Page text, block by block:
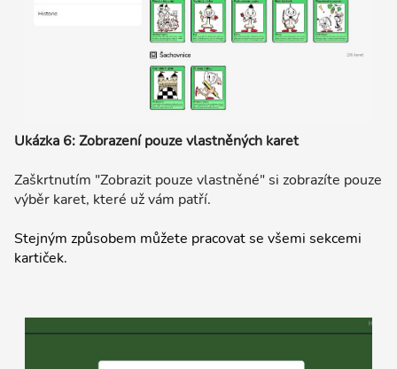
Ukázka 6: Zobrazení pouze vlastněných karet
Zaškrtnutím "Zobrazit pouze vlastněné" si zobrazíte pouze
výběr karet, které už vám patří.
Stejným způsobem můžete pracovat se všemi sekcemi
kartiček.